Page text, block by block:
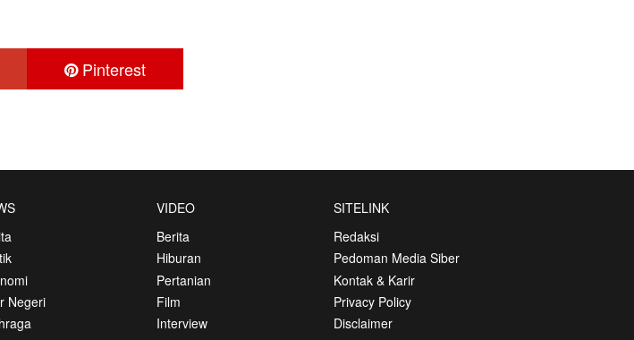
Pinterest
Negeri
VIDEO
Berita
Hiburan
Pertanian
Film
Interview
SITELINK
Redaksi
Pedoman Media Siber
Kontak & Karir
Privacy Policy
Disclaimer